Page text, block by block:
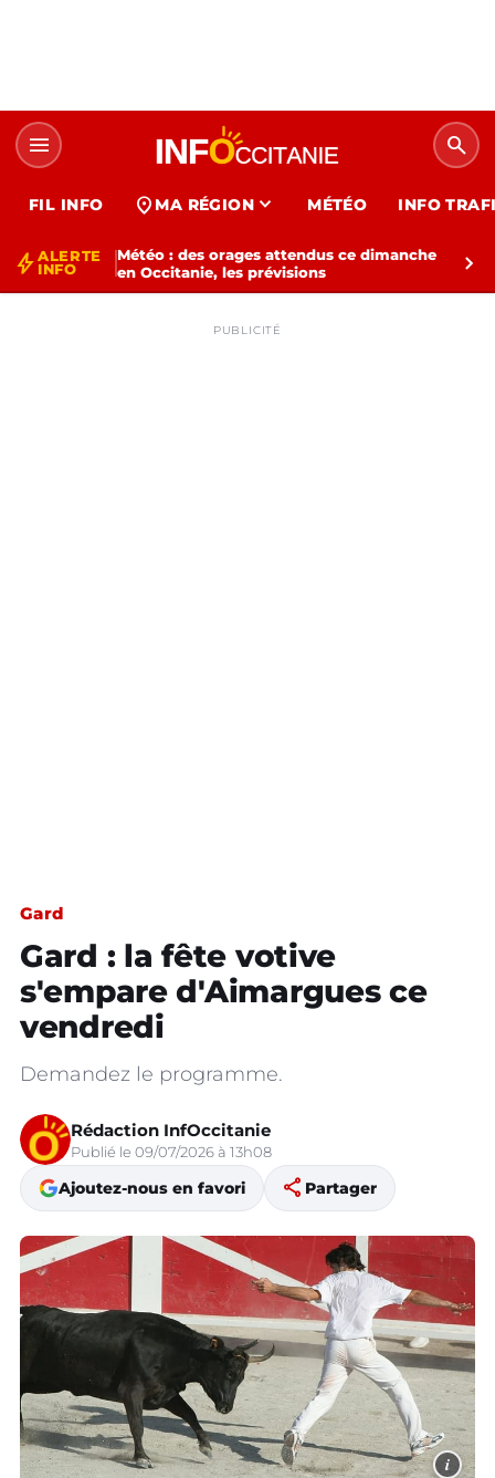
menu search
FIL INFO location_on MA RÉGION expand_more MÉTÉO INFO
bolt ALERTE
INFO
Météo : des orages attendus ce dimanche
en Occitanie, les prévisions
chevron_right
PUBLICITÉ
Gard
Gard : la fête votive
s'empare d'Aimargues ce
vendredi
Demandez le programme.
Rédaction InfOccitanie
Publié le 09/07/2026 à 13h08
Ajoutez-nous en favori share Partager
i